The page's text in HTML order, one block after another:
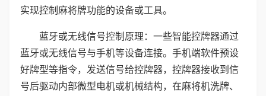
实现控制麻将牌功能的设备或工具。
蓝牙或无线信号控制原理：一些智能控牌器通过
蓝牙或无线信号与手机等设备连接。手机端软件预设
好牌型等指令，发送信号给控牌器，控牌器接收到信
号后驱动内部微型电机或机械结构，在麻将机洗牌、